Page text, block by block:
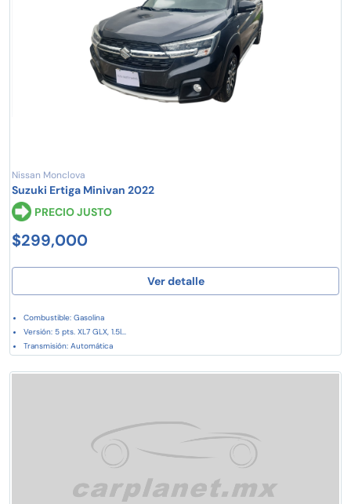
Nissan Monclova
Suzuki Ertiga Minivan 2022
PRECIO JUSTO
$299,000
Ver detalle
Combustible: Gasolina
Versión: 5 pts. XL7 GLX, 1.5l...
Transmisión: Automática